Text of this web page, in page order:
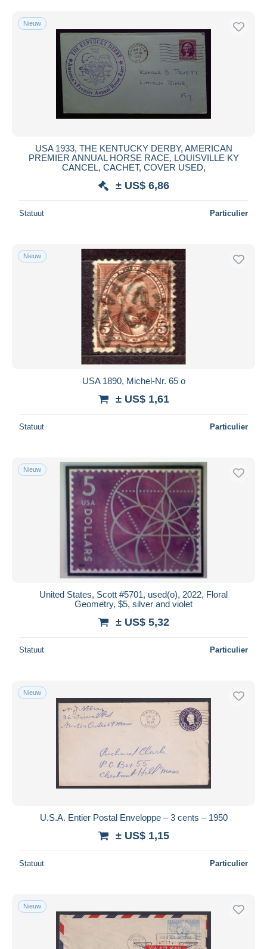
Nieuw
USA 1933, THE KENTUCKY DERBY, AMERICAN
PREMIER ANNUAL HORSE RACE, LOUISVILLE KY
CANCEL, CACHET, COVER USED,
± US$ 6,86
Statuut Particulier
Nieuw
USA 1890, Michel-Nr. 65 o
± US$ 1,61
Statuut Particulier
Nieuw
United States, Scott #5701, used(o), 2022, Floral
Geometry, $5, silver and violet
± US$ 5,32
Statuut Particulier
Nieuw
U.S.A. Entier Postal Enveloppe – 3 cents – 1950
± US$ 1,15
Statuut Particulier
Nieuw